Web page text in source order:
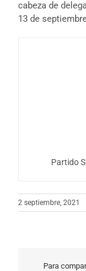
cabeza de
13 de
Partido
2 septiembre, 2021
Para